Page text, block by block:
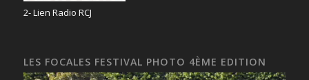
2- Lien Radio RCJ
LES FOCALES FESTIVAL PHOTO 4ÈME EDITION